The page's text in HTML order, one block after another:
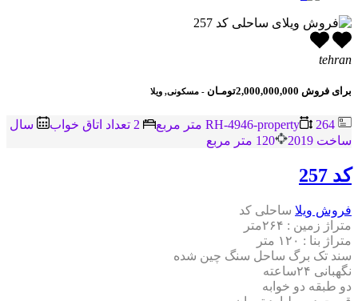
tehran
برای فروش 2,000,000,000تومـان - مسکونی, ویلا
264 متر مربع
سال
ساخت 2019
120 متر مربع
کد 257
فروش ویلا ساحلی کد
متراژ زمین : ۲۶۴متر
متراژ بنا : ۱۲۰ متر
سند تک برگ ساحل سنگ چین شده
نگهبانی ۲۴ساعته
دو طبقه دو خوابه